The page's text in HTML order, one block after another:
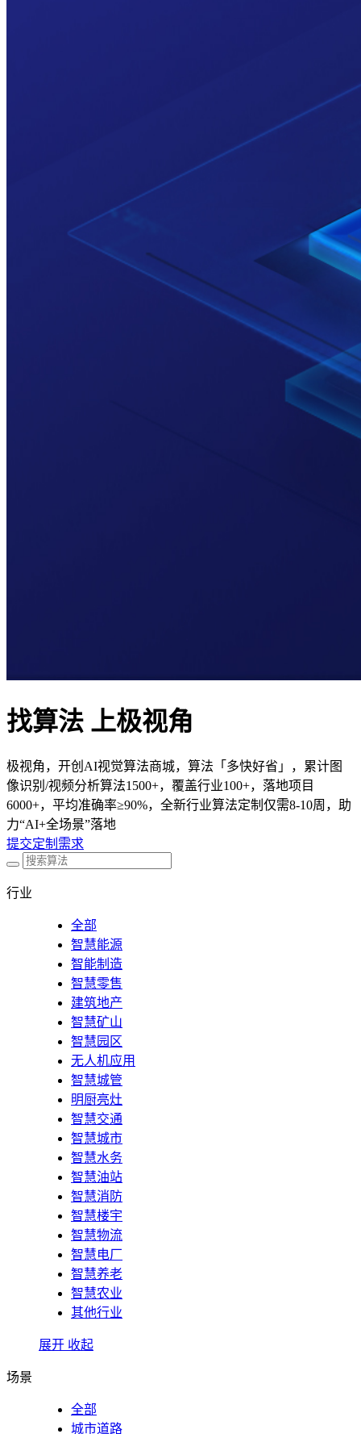
找算法 上极视角
极视角，开创AI视觉算法商城，算法「多快好省」，累计图
像识别/视频分析算法1500+，覆盖行业100+，落地项目
6000+，平均准确率≥90%，全新行业算法定制仅需8-10周，助
力“AI+全场景”落地
提交定制需求
行业
全部
智慧能源
智能制造
智慧零售
建筑地产
智慧矿山
智慧园区
无人机应用
智慧城管
明厨亮灶
智慧交通
智慧城市
智慧水务
智慧油站
智慧消防
智慧楼宇
智慧物流
智慧电厂
智慧养老
智慧农业
其他行业
展开 收起
场景
全部
城市道路